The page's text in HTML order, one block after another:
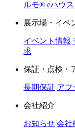
ルモ®︎ eハウ
展示場・イベ
イベント情報
求
保証・点検・
長期保証 アフ
会社紹介
お知らせ 会社